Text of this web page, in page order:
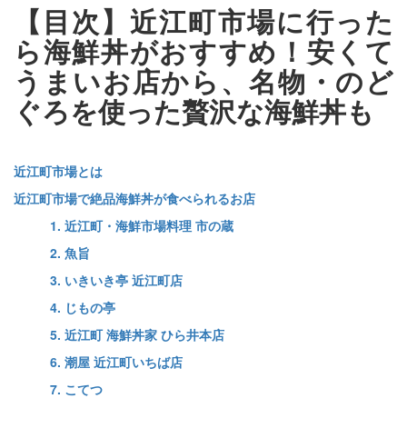
【目次】近江町市場に行った
ら海鮮丼がおすすめ！安くて
うまいお店から、名物・のど
ぐろを使った贅沢な海鮮丼も
近江町市場とは
近江町市場で絶品海鮮丼が食べられるお店
1. 近江町・海鮮市場料理 市の蔵
2. 魚旨
3. いきいき亭 近江町店
4. じもの亭
5. 近江町 海鮮丼家 ひら井本店
6. 潮屋 近江町いちば店
7. こてつ